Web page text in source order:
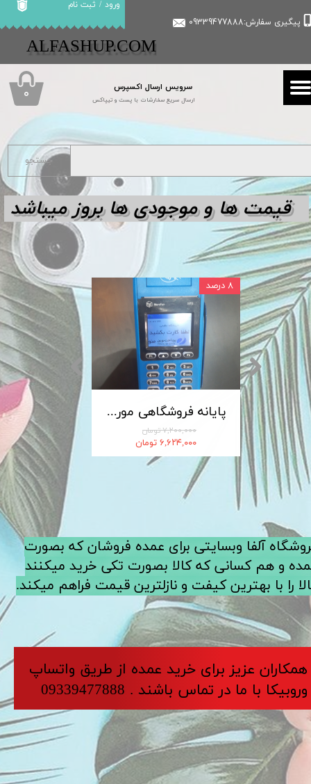
سرویس ارسال اکسپرس
ارسال سریع سفارشات با پست و تیپاکس
پیگیری سفارش:09339477888
ورود / ثبت نام
حساب کاربری من
تغییر گذر واژه
سفارشات
​​ALFASHUP.COM
۰
پایانه فروشگاهی مورفان MoreFun مدل H9
۷,۲۰۰,۰۰۰ تومان
۶,۶۲۴,۰۰۰ تومان
۸ درصد
کابل شارژ MICRO-USB اندروید LDNIO الدینیو مدل XS-07 متراژ 1 متر
جستجو
آلفا وبسایتی برای عمده فروشان که بصورت
و هم کسانی که کالا بصورت تکی خرید میکنند
را با بهترین کیفت و نازلترین قیمت فراهم میکند.
​​​همکاران عزیز برای خرید عمده از طریق واتساپ
وروبیکا با ما در تماس باشند . 09339477888
قیمت ها و موجودی ها بروز میباشد